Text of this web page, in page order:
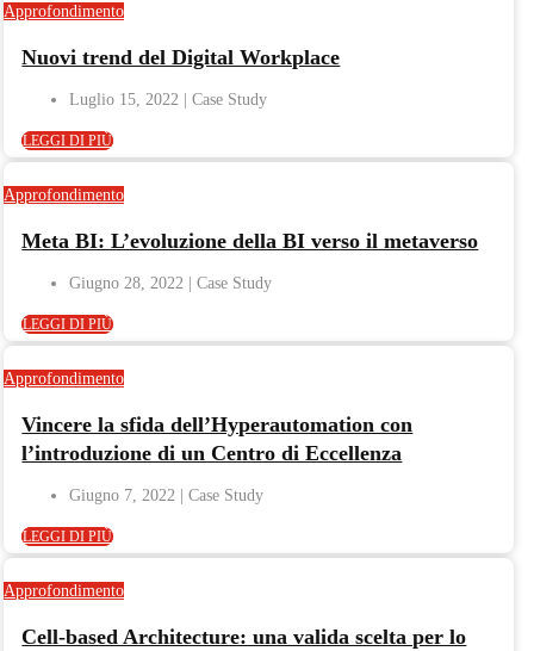
Approfondimento
Nuovi trend del Digital Workplace
Luglio 15, 2022
LEGGI DI PIÙ
Approfondimento
Meta BI: L’evoluzione della BI verso il metaverso
Giugno 28, 2022
LEGGI DI PIÙ
Approfondimento
Vincere la sfida dell’Hyperautomation con
l’introduzione di un Centro di Eccellenza
Giugno 7, 2022
LEGGI DI PIÙ
Approfondimento
Cell-based Architecture: una valida scelta per lo